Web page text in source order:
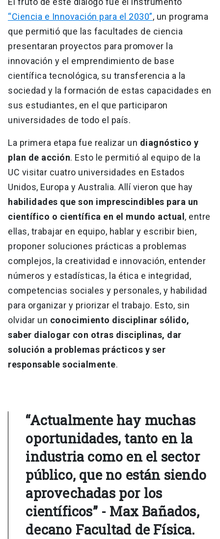
“Ciencia e Innovación para el 2030”, un programa
que permitió que las facultades de ciencia
presentaran proyectos para promover la
innovación y el emprendimiento de base
científica tecnológica, su transferencia a la
sociedad y la formación de estas capacidades en
sus estudiantes, en el que participaron
universidades de todo el país.
La primera etapa fue realizar un diagnóstico y
plan de acción. Esto le permitió al equipo de la
UC visitar cuatro universidades en Estados
Unidos, Europa y Australia. Allí vieron que hay
habilidades que son imprescindibles para un
científico o científica en el mundo actual , entre
ellas, trabajar en equipo, hablar y escribir bien,
proponer soluciones prácticas a problemas
complejos, la creatividad e innovación, entender
números y estadísticas, la ética e integridad,
competencias sociales y personales, y habilidad
para organizar y priorizar el trabajo. Esto, sin
olvidar un conocimiento disciplinar sólido,
saber dialogar con otras disciplinas, dar
solución a problemas prácticos y ser
responsable socialmente.
“Actualmente hay muchas
oportunidades, tanto en la
industria como en el sector
público, que no están siendo
aprovechadas por los
científicos” - Max Bañados,
decano Facultad de Física.